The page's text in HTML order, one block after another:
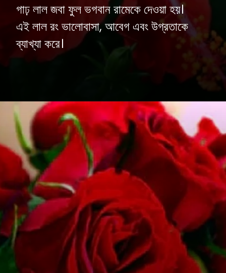
গাঢ় লাল জবা ফুল ভগবান রামেকে দেওয়া হয়।
এই লাল রং ভালোবাসা, আবেগ এবং উগ্রতাকে
ব্যাখ্যা করে।